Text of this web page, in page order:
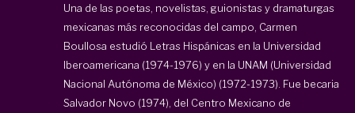
Una de las poetas, novelistas, guionistas y dramaturgas
mexicanas más reconocidas del campo, Carmen
Boullosa estudió Letras Hispánicas en la Universidad
Iberoamericana (1974-1976) y en la UNAM (Universidad
Nacional Autónoma de México) (1972-1973). Fue becaria
Salvador Novo (1974), del Centro Mexicano de